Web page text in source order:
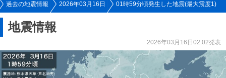
過去の地震情報 2026年03月16日 01時59分頃発生した地震(最大震度1)
地震情報
2026年03月16日02:02発表